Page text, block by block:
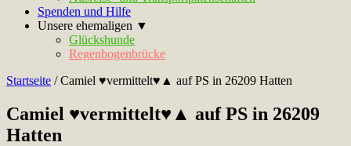
Spenden und Hilfe
Unsere ehemaligen ▼
Glückshunde
Regenbogenbrücke
Startseite /Camiel ♥vermittelt♥▲ auf PS in 26209 Hatten
Camiel ♥vermittelt♥▲ auf PS in 26209
Hatten